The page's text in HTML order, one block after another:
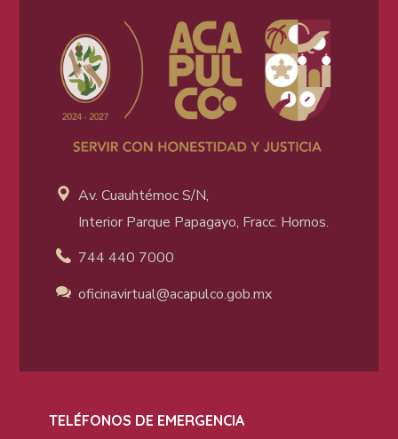
Av. Cuauhtémoc S/N,
Interior Parque Papagayo, Fracc. Hornos.
744 440 7000
oficinavirtual@acapulco.gob.mx
TELÉFONOS DE EMERGENCIA